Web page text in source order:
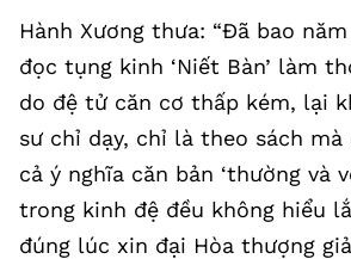
Hành Xương thưa: “Đã bao
đọc tụng kinh ‘Niết Bàn’ làm
do đệ tử căn cơ thấp kém, lại
sư chỉ dạy, chỉ là theo sách mà
cả ý nghĩa căn bản ‘thường và
trong kinh đệ đều không hiểu
đúng lúc xin đại Hòa thượng